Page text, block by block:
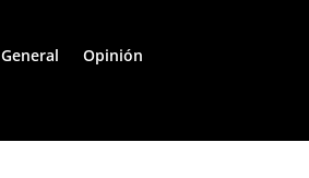
General Opinión